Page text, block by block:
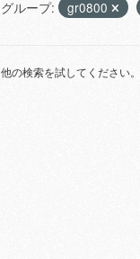
グループ: gr0800
他の検索を試してください。